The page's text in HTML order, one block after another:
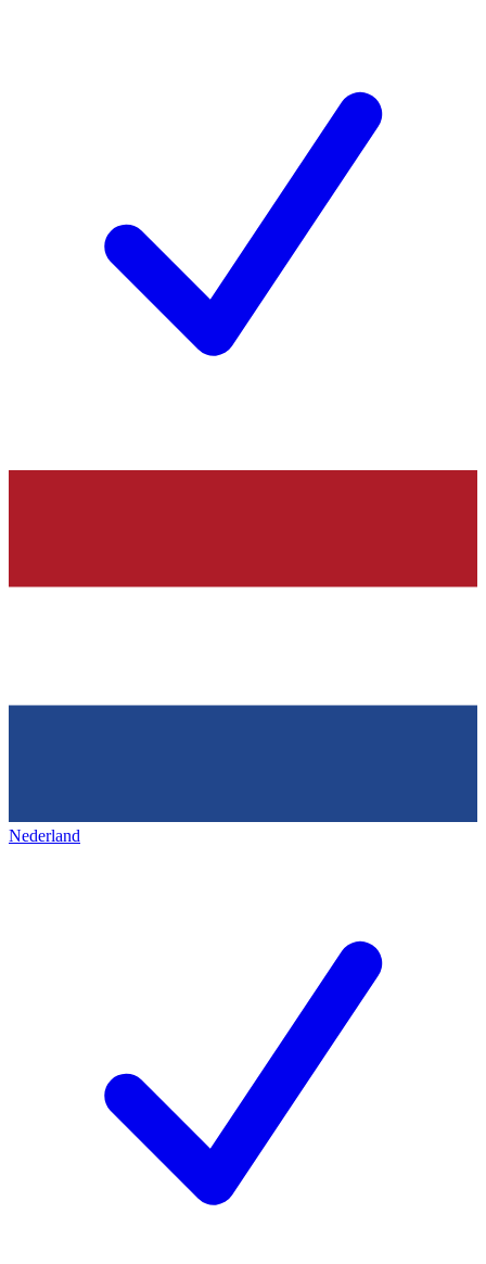
Nederland